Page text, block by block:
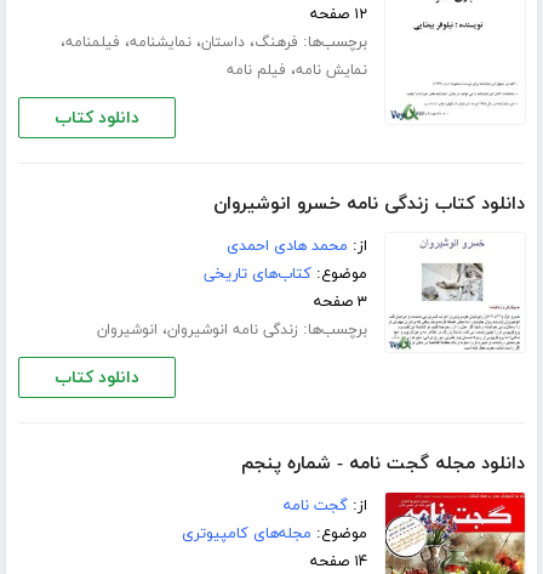
۱۲ صفحه
برچسب‌ها: فرهنگ،داستان،نمایشنامه، فیلمنامه،
نمایش نامه، فیلم نامه
دانلود کتاب
دانلود کتاب زندگی نامه خسرو انوشیروان
از: محمد هادی احمدی
موضوع:کتاب‌های تاریخی
۳ صفحه
برچسب‌ها: زندگی نامه انوشیروان، انوشیروان
دانلود کتاب
دانلود مجله گجت نامه - شماره پنجم
از:گجت نامه
موضوع: مجله‌های کامپیوتری
۱۴ صفحه